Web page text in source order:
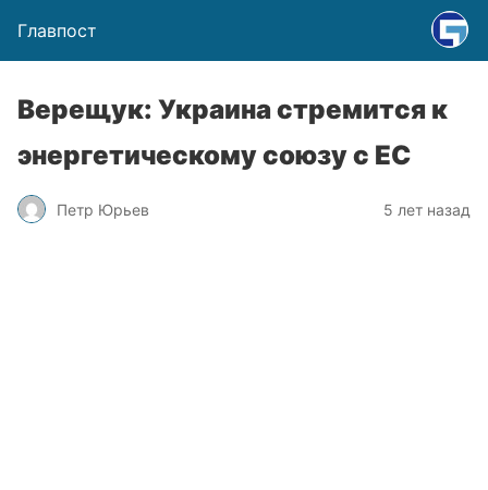
Главпост
Верещук: Украина стремится к
энергетическому союзу с ЕС
Петр Юрьев 5 лет назад